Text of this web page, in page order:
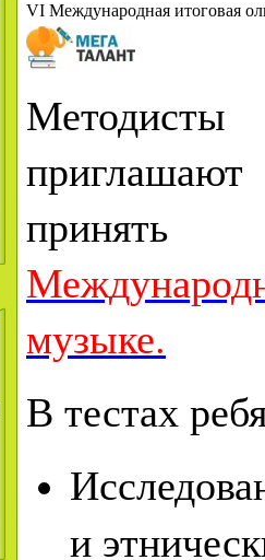
VI Международная итоговая
музыке.
В тестах
и